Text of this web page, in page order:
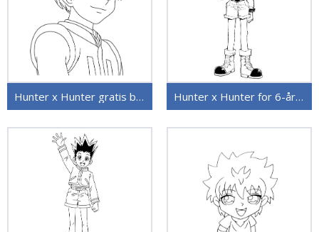
Hunter x Hunter gratis bilde Hunter x Hunter for 6-åringer